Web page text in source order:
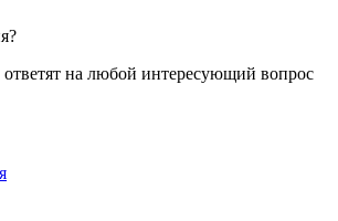
на любой интересующий вопрос